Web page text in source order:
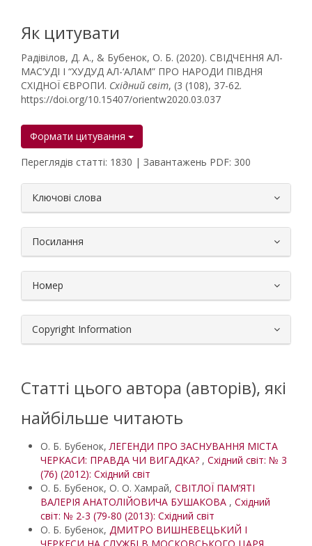
Як цитувати
Радівілов, Д. А., & Бубенок, О. Б. (2020). СВІДЧЕННЯ АЛ-
МАС‘УДІ І “ХУДУД АЛ-‘АЛАМ” ПРО НАРОДИ ПІВДНЯ
СХІДНОЇ ЄВРОПИ. Східний світ, (3 (108), 37-62.
https://doi.org/10.15407/orientw2020.03.037
Формати цитування
Переглядів статті: 1830 | Завантажень PDF: 300
Ключові слова
Посилання
Номер
Copyright Information
Статті цього автора (авторів), які
найбільше читають
О. Б. Бубенок,ЛЕГЕНДИ ПРО ЗАСНУВАННЯ МІСТА
ЧЕРКАСИ: ПРАВДА ЧИ ВИГАДКА? , Східний світ: № 3
(76) (2012): Східний світ
О. Б. Бубенок, О. О. Хамрай, СВІТЛОЇ ПАМ’ЯТІ
ВАЛЕРІЯ АНАТОЛІЙОВИЧА БУШАКОВА , Східний
світ: № 2-3 (79-80 (2013): Східний світ
О. Б. Бубенок, ДМИТРО ВИШНЕВЕЦЬКИЙ І